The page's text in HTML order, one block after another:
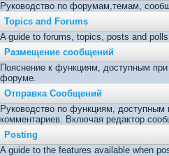
Руководство по форумам,темам,
Topics and Forums
A guide to forums, topics, posts and
Размещение сообщений
Пояснение к функциям, доступным
форуме.
Отправка Сообщений
Руководство по функциям, доступным
комментариев. Включая редактор
Posting
A guide to the features available when